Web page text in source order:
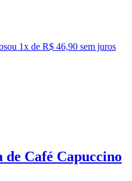
ou 1x de R$ 46,90 sem juros
de Café Capuccino